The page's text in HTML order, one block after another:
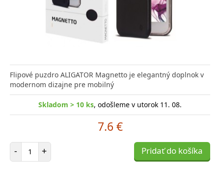
Flipové puzdro ALIGATOR Magnetto je elegantný doplnok v
modernom dizajne pre mobilný
Skladom > 10 ks, odošleme v utorok 11. 08.
7.6 €
- Počet položiek
+ Pridať do košíka